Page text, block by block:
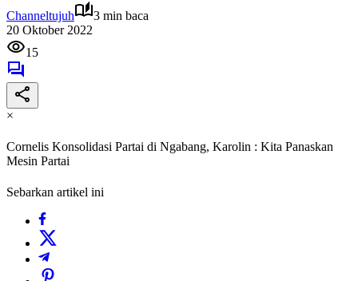
Channeltujuh
3 min baca
20 Oktober 2022
15
×
Cornelis Konsolidasi Partai di Ngabang, Karolin : Kita Panaskan
Mesin Partai
Sebarkan artikel ini